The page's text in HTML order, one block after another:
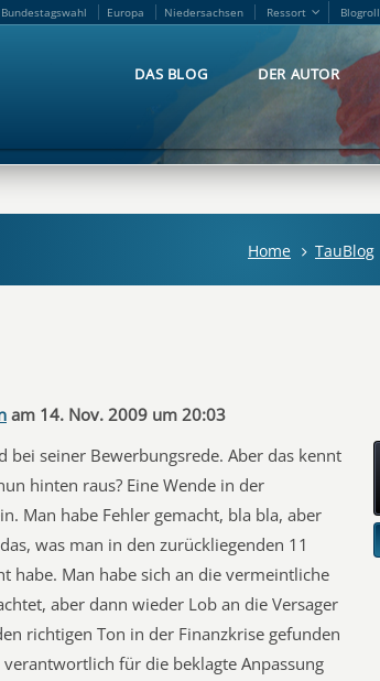
Bundestagswahl Europa Niedersachsen Ressort Blogroll
DAS BLOG DER AUTOR
Home TauBlog
am 14. Nov. 2009 um 20:03
bei seiner Bewerbungsrede. Aber das kennt
hinten raus? Eine Wende in der
Man habe Fehler gemacht, bla bla, aber
was man in den zurückliegenden 11
habe. Man habe sich an die vermeintliche
aber dann wieder Lob an die Versager
richtigen Ton in der Finanzkrise gefunden
für die beklagte Anpassung
Bundestagswahl Europa Niedersachsen Ressort Blogroll
DAS BLOG DER AUTOR